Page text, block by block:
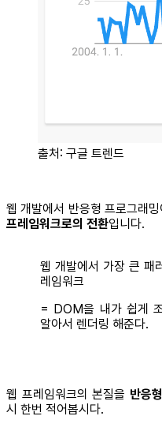
출처: 구글 트렌드
웹 개발에서 반응형 프로그래
프레임워크로의 전환입니다.
웹 개발에서 가장 큰
레임워크
= DOM을 내가 쉽게
알아서 렌더링 해준다.
웹 프레임워크의 본질을 반응
시 한번 적어봅시다.